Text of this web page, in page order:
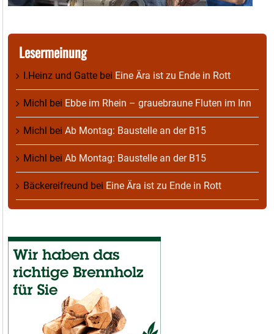
Lesermeinung
I.Heinz und Gatte bei Eine Ära ist zu Ende in Rott
Michl bei Ebbe im Rhein – grauebraune Fluten im Inn
Michl bei Ab Montag: Baustelle an der B15
Michl bei Ab Montag: Baustelle an der B15
Bäckereifreund bei Eine Ära ist zu Ende in Rott